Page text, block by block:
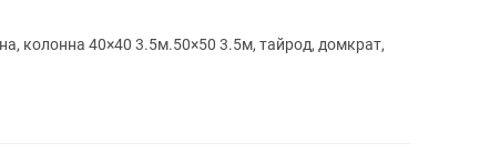
колонна 40×40 3.5м.50×50 3.5м, тайрод, домкрат,